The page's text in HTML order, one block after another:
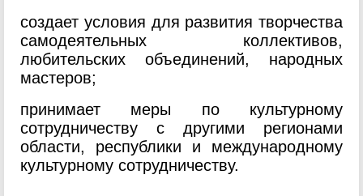
создает условия для развития творчества
самодеятельных коллективов,
любительских объединений, народных
мастеров;
принимает меры по культурному
сотрудничеству с другими регионами
области, республики и международному
культурному сотрудничеству.